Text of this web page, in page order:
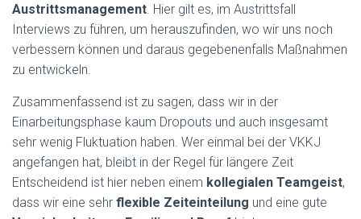
Austrittsmanagement. Hier gilt es, im Austrittsfall
Interviews zu führen, um herauszufinden, wo wir uns noch
verbessern können und daraus gegebenenfalls Maßnahmen
zu entwickeln.
Zusammenfassend ist zu sagen, dass wir in der
Einarbeitungsphase kaum Dropouts und auch insgesamt
sehr wenig Fluktuation haben. Wer einmal bei der VKKJ
angefangen hat, bleibt in der Regel für längere Zeit
Entscheidend ist hier neben einem kollegialen Teamgeist,
dass wir eine sehr flexible Zeiteinteilung und eine gute